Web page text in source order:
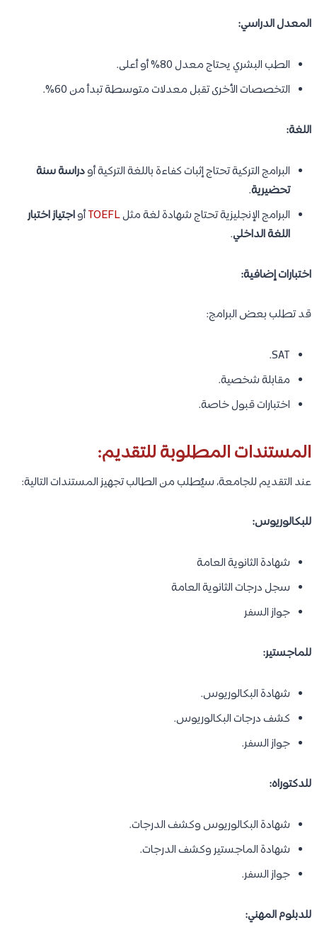
المعدل الدراسي:
الطب البشري يحتاج معدل 80% أو أعلى.
التخصصات الأخرى تقبل معدلات متوسطة تبدأ من 60%.
اللغة:
البرامج التركية تحتاج إثبات كفاءة باللغة التركية أودراسة سنة
تحضيرية.
البرامج الإنجليزية تحتاج شهادة لغة مثلTOEFLأواجتياز اختبار
اللغة الداخلي.
اختبارات إضافية:
قد تطلب بعض البرامج:
SAT.
مقابلة شخصية.
اختبارات قبول خاصة.
المستندات المطلوبة للتقديم:
عند التقديم للجامعة، سيُطلب من الطالب تجهيز المستندات التالية:
للبكالوريوس:
شهادة الثانوية العامة
سجل درجات الثانوية العامة
جواز السفر
للماجستير:
شهادة البكالوريوس.
كشف درجات البكالوريوس.
جواز السفر.
للدكتوراه:
شهادة البكالوريوس وكشف الدرجات.
شهادة الماجستير وكشف الدرجات.
جواز السفر.
للدبلوم المهني: